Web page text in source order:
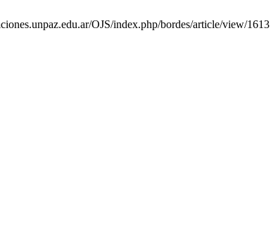
OJS/index.php/bordes/article/view/1613